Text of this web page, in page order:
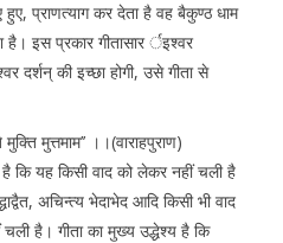
हुए, प्राणत्याग कर देता है वह बैकुण्ठ धाम
इस प्रकार गीतासार र्इश्वर
दर्शन् की इच्छा होगी, उसे गीता से
मुत्तमाम’’ ।।(वाराहपुराण)
कि यह किसी वाद को लेकर नहीं चली है
अचिन्त्य भेदाभेद आदि किसी भी वाद
चली है। गीता का मुख्य उद्धेश्य है कि